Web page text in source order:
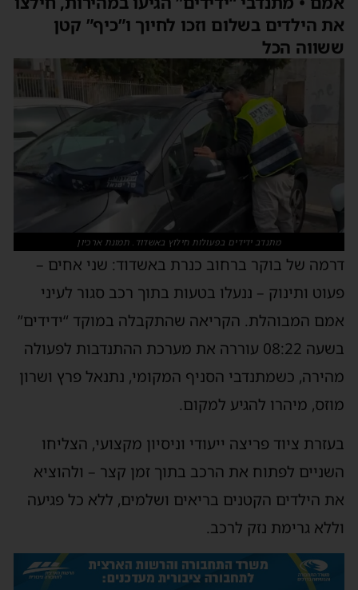
את הילדים בשלום וזכו לחיוך ו”כיף” קטן
ששווה הכל
מתנדב ידידים בפעולות חילוץ באשדוד. תמונת ארכיון
דרמה של בוקר ברחוב כנרת באשדוד: שני אחים –
פעוט ותינוק – ננעלו בטעות בתוך רכב סגור לעיני
אמם המבוהלת. הקריאה שהתקבלה במוקד “ידידים”
בשעה 08:22 עוררה את מערכת ההתנדבות לפעולה
מהירה, כשמתנדבי הסניף המקומי, נתנאל פרץ ושרון
מוזס, מיהרו להגיע למקום.
בעזרת ציוד פריצה ייעודי וניסיון מקצועי, הצליחו
השניים לפתוח את הרכב בתוך זמן קצר – ולהוציא
את הילדים הקטנים בריאים ושלמים, ללא כל פגיעה
וללא גרימת נזק לרכב.